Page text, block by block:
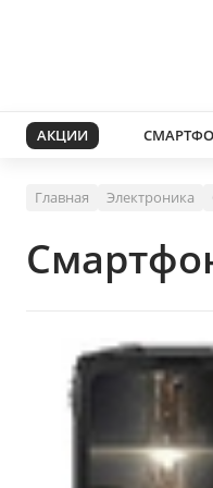
АКЦИИ
Главная Электроника